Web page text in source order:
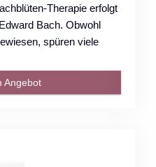
Therapie erfolgt
Bach. Obwohl
spüren viele
Angebot